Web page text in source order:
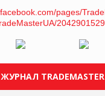
ЖУРНАЛ TRADEMASTER